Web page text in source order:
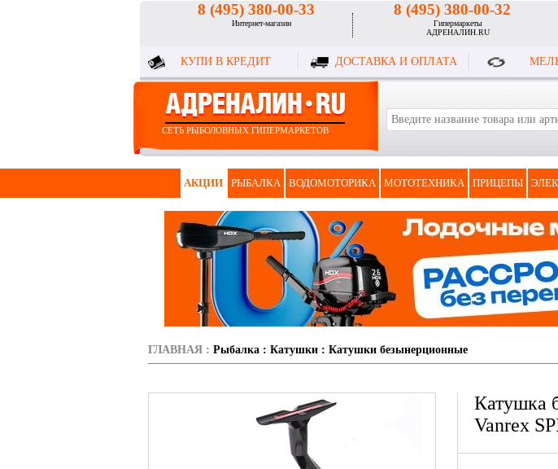
8 (495) 380-00-33
Интернет-магазин
8 (495) 380-00-32
Гипермаркеты
АДРЕНАЛИН.RU
КУПИ В КРЕДИТ ДОСТАВКА И ОПЛАТА
СЕТЬ РЫБОЛОВНЫХ ГИПЕРМАРКЕТОВ
АКЦИИ РЫБАЛКА ВОДОМОТОРИКА МОТОТЕХНИКА ПРИЦЕПЫ
ГЛАВНАЯ : Рыбалка : Катушки : Катушки безынерционные
Катушка
Vanrex